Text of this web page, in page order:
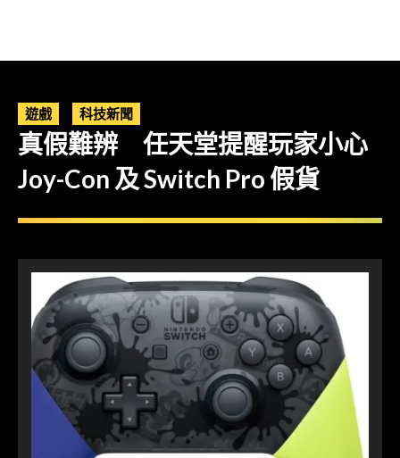
遊戲 科技新聞
真假難辨 任天堂提醒玩家小心
Joy-Con 及 Switch Pro 假貨